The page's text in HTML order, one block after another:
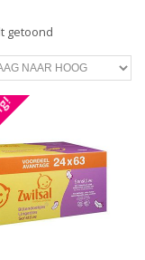
getoond